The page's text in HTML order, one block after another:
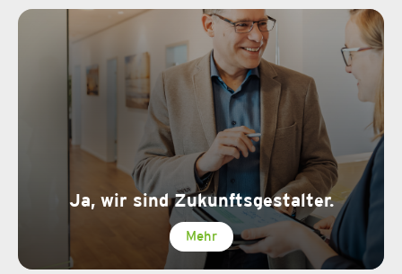
Ja, wir sind Zukunftsgestalter.
Mehr